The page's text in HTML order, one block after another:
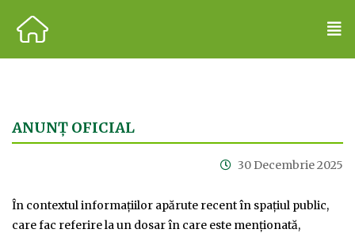
ANUNȚ OFICIAL
30 Decembrie 2025
În contextul informațiilor apărute recent în spațiul public,
care fac referire la un dosar în care este menționată,